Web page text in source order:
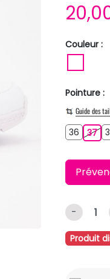
Couleur :
Pointure :
Guide des
36 363737
-
Produit